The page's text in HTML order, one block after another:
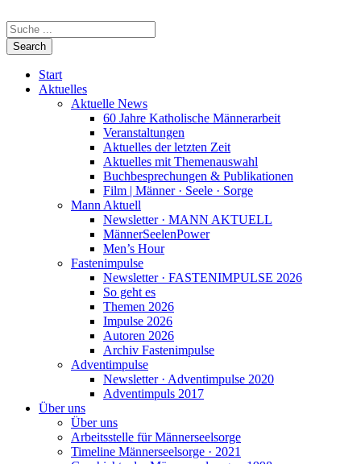
Start
Aktuelles
Aktuelle News
60 Jahre Katholische Männerarbeit
Veranstaltungen
Aktuelles der letzten Zeit
Aktuelles mit Themenauswahl
Buchbesprechungen & Publikationen
Film | Männer · Seele · Sorge
Mann Aktuell
Newsletter · MANN AKTUELL
MännerSeelenPower
Men’s Hour
Fastenimpulse
Newsletter · FASTENIMPULSE 2026
So geht es
Themen 2026
Impulse 2026
Autoren 2026
Archiv Fastenimpulse
Adventimpulse
Newsletter · Adventimpulse 2020
Adventimpuls 2017
Über uns
Über uns
Arbeitsstelle für Männerseelsorge
Timeline Männerseelsorge · 2021